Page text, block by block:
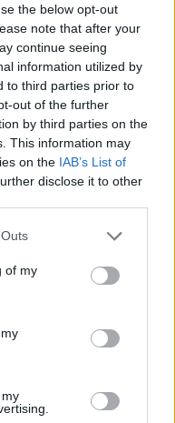
the below opt-out
note that after your
continue seeing
information utilized by
to third parties prior to
out of the further
by third parties on the
This information may
on the IAB’s List of
disclose it to other
one or more Google
You may click to
its third-party tags to
in below Google
of my